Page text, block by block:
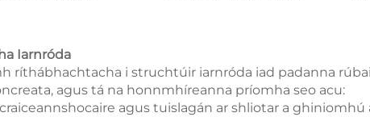
Iarnróda
ríthábhachtacha i struchtúir iarnróda iad padanna
agus tá na honnmhíreanna príomha seo acu:
agus tuislagán ar shliotar a